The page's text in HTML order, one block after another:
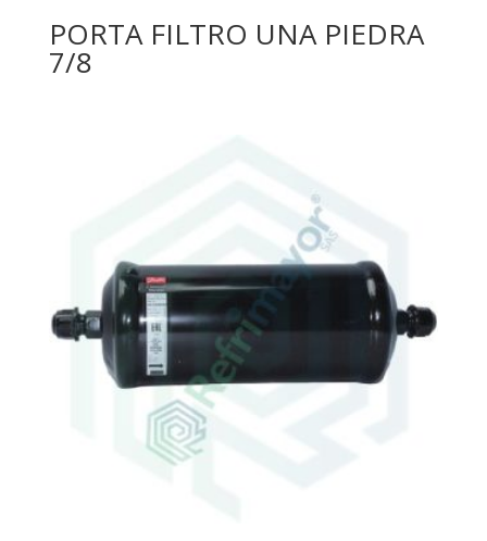
PORTA FILTRO UNA PIEDRA
7/8